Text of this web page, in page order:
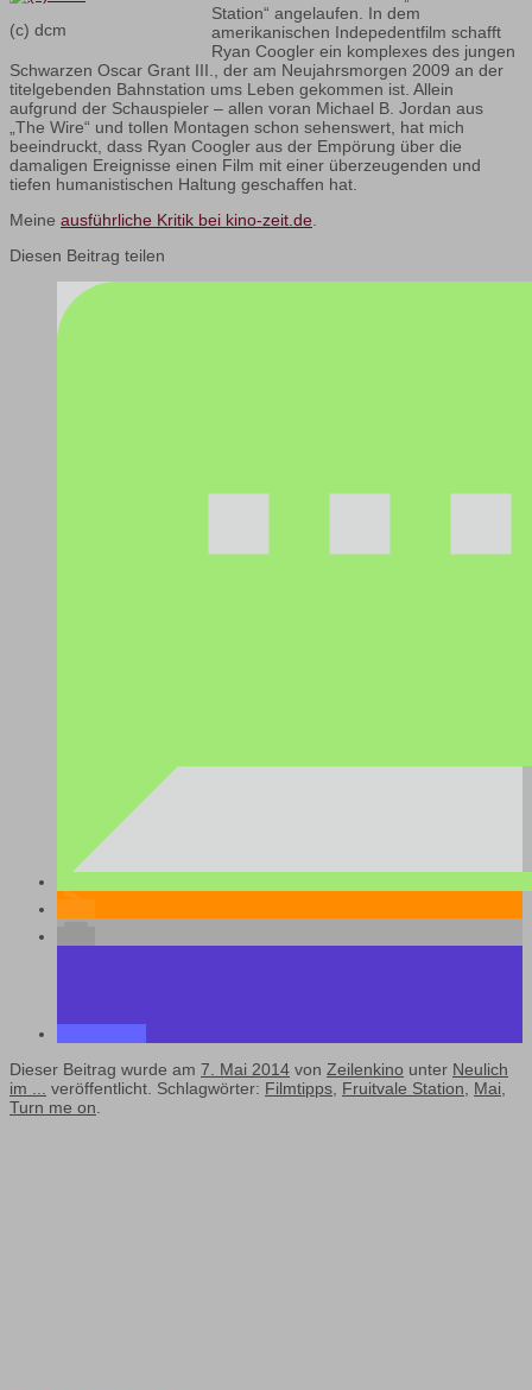
(c) dcm
Station“ angelaufen. In dem
amerikanischen Indepedentfilm schafft
Ryan Coogler ein komplexes des jungen
Schwarzen Oscar Grant III., der am Neujahrsmorgen 2009 an der
titelgebenden Bahnstation ums Leben gekommen ist. Allein
aufgrund der Schauspieler – allen voran Michael B. Jordan aus
„The Wire“ und tollen Montagen schon sehenswert, hat mich
beeindruckt, dass Ryan Coogler aus der Empörung über die
damaligen Ereignisse einen Film mit einer überzeugenden und
tiefen humanistischen Haltung geschaffen hat.
Meine ausführliche Kritik bei kino-zeit.de.
Diesen Beitrag teilen
Dieser Beitrag wurde am 7. Mai 2014 von Zeilenkino unter Neulich
im ... veröffentlicht. Schlagwörter: Filmtipps, Fruitvale Station, Mai,
Turn me on.